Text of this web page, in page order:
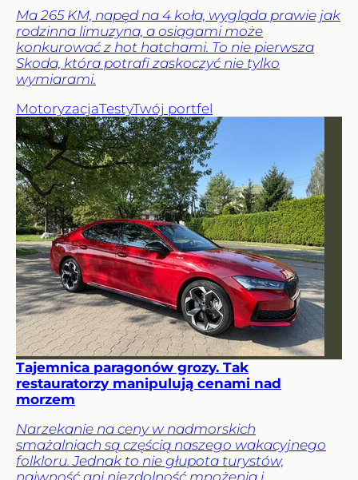
Ma 265 KM, napęd na 4 koła, wygląda prawie jak
rodzinna limuzyna, a osiągami może
konkurować z hot hatchami. To nie pierwsza
Skoda, która potrafi zaskoczyć nie tylko
wymiarami.
MotoryzacjaTestyTwój portfel
Tajemnica paragonów grozy. Tak
restauratorzy manipulują cenami nad
morzem
Narzekanie na ceny w nadmorskich
smażalniach są częścią naszego wakacyjnego
folkloru. Jednak to nie głupota turystów,
naiwność ani niezdolność mnożenia i